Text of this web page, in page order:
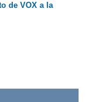
de VOX a la